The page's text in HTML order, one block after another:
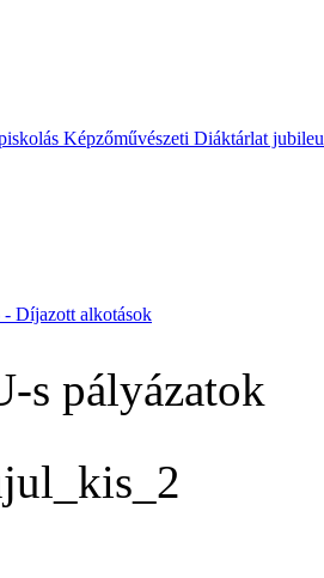
Képzőművészeti Diáktárlat
Díjazott alkotások
s pályázatok